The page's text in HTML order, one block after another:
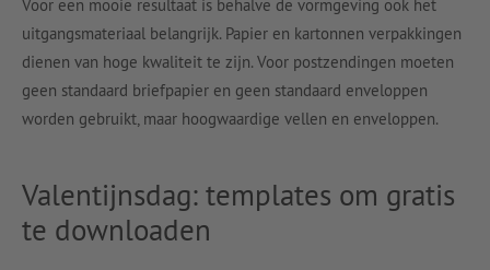
Voor een mooie resultaat is behalve de vormgeving ook het
uitgangsmateriaal belangrijk. Papier en kartonnen verpakkingen
dienen van hoge kwaliteit te zijn. Voor postzendingen moeten
geen standaard briefpapier en geen standaard enveloppen
worden gebruikt, maar hoogwaardige vellen en enveloppen.
Valentijnsdag: templates om gratis
te downloaden